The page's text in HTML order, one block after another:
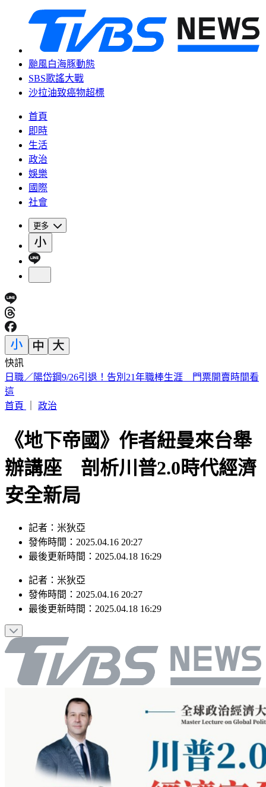
颱風白海豚動態
SBS歌謠大戰
沙拉油致癌物超標
首頁
即時
生活
政治
娛樂
國際
社會
更多
快訊
打詐打到哪？LINE投票詐騙燒中央 民進黨內接連傳災情
首頁
《地下帝國》作者紐曼來台舉
辦講座 剖析川普2.0時代經濟
安全新局
發佈時間：2025.04.16 20:27
最後更新時間：2025.04.18 16:29
發佈時間：2025.04.16 20:27
最後更新時間：2025.04.18 16:29